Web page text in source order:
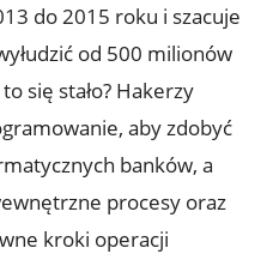
do⁣ 2015 roku i szacuje⁢
od 500 milionów
się​ stało? Hakerzy
aby zdobyć
banków, a
procesy oraz
kroki operacji